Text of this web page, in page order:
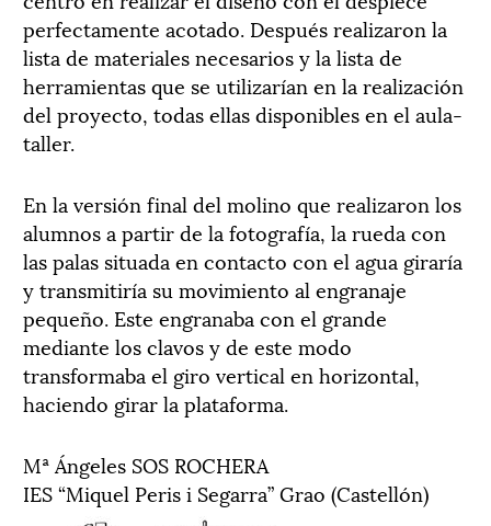
perfectamente acotado. Después realizaron la
lista de materiales necesarios y la lista de
herramientas que se utilizarían en la realización
del proyecto, todas ellas disponibles en el aula-
taller.
En la versión final del molino que realizaron los
alumnos a partir de la fotografía, la rueda con
las palas situada en contacto con el agua giraría
y transmitiría su movimiento al engranaje
pequeño. Este engranaba con el grande
mediante los clavos y de este modo
transformaba el giro vertical en horizontal,
haciendo girar la plataforma.
Mª Ángeles SOS ROCHERA
IES “Miquel Peris i Segarra” Grao (Castellón)